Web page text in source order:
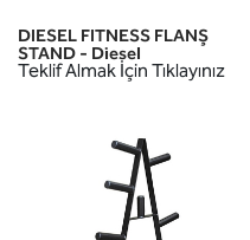
DIESEL FITNESS FLANŞ
STAND - Diesel
Teklif Almak İçin Tıklayınız